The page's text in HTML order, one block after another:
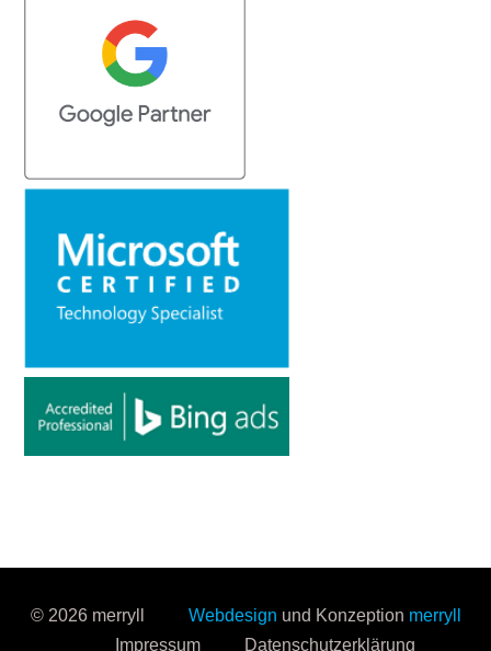
© 2026 merryll Webdesign und Konzeption merryll
Impressum
Datenschutzerklärung